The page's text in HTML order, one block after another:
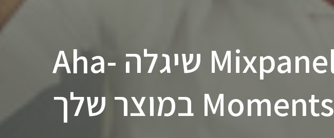
הפיצ'ר החדש ב-Mixpanel שיגלה Aha-
Moments במוצר שלך